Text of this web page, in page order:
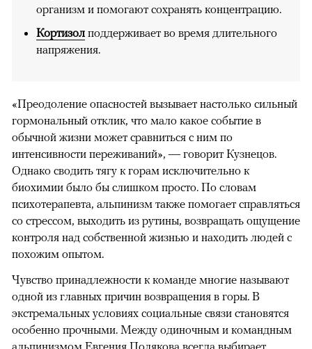
организм и помогают сохранять концентрацию.
Кортизол поддерживает во время длительного
напряжения.
«Преодоление опасностей вызывает настолько сильный
гормональный отклик, что мало какое событие в
обычной жизни может сравниться с ним по
интенсивности переживаний», — говорит Кузнецов.
Однако сводить тягу к горам исключительно к
биохимии было бы слишком просто. По словам
психотерапевта, альпинизм также помогает справляться
со стрессом, выходить из рутины, возвращать ощущение
контроля над собственной жизнью и находить людей с
похожим опытом.
Чувство принадлежности к команде многие называют
одной из главных причин возвращения в горы. В
экстремальных условиях социальные связи становятся
особенно прочными. Между одиночным и командным
альпинизмом Евгения Полякова всегда выбирает